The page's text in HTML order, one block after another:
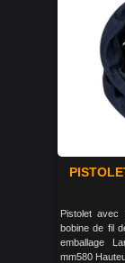
Pistolet
bobine de fil
emballage
mm580